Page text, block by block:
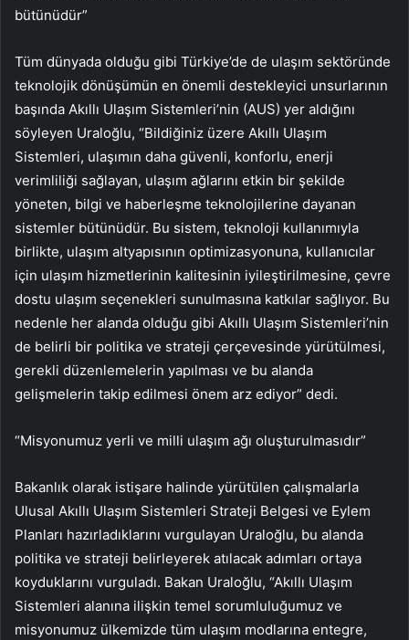
bütünüdür”
Tüm dünyada olduğu gibi Türkiye’de de ulaşım sektöründe
teknolojik dönüşümün en önemli destekleyici unsurlarının
başında Akıllı Ulaşım Sistemleri’nin (AUS) yer aldığını
söyleyen Uraloğlu, “Bildiğiniz üzere Akıllı Ulaşım
Sistemleri, ulaşımın daha güvenli, konforlu, enerji
verimliliği sağlayan, ulaşım ağlarını etkin bir şekilde
yöneten, bilgi ve haberleşme teknolojilerine dayanan
sistemler bütünüdür. Bu sistem, teknoloji kullanımıyla
birlikte, ulaşım altyapısının optimizasyonuna, kullanıcılar
için ulaşım hizmetlerinin kalitesinin iyileştirilmesine, çevre
dostu ulaşım seçenekleri sunulmasına katkılar sağlıyor. Bu
nedenle her alanda olduğu gibi Akıllı Ulaşım Sistemleri’nin
de belirli bir politika ve strateji çerçevesinde yürütülmesi,
gerekli düzenlemelerin yapılması ve bu alanda
gelişmelerin takip edilmesi önem arz ediyor” dedi.
“Misyonumuz yerli ve milli ulaşım ağı oluşturulmasıdır”
Bakanlık olarak istişare halinde yürütülen çalışmalarla
Ulusal Akıllı Ulaşım Sistemleri Strateji Belgesi ve Eylem
Planları hazırladıklarını vurgulayan Uraloğlu, bu alanda
politika ve strateji belirleyerek atılacak adımları ortaya
koyduklarını vurguladı. Bakan Uraloğlu, “Akıllı Ulaşım
Sistemleri alanına ilişkin temel sorumluluğumuz ve
misyonumuz ülkemizde tüm ulaşım modlarına entegre,